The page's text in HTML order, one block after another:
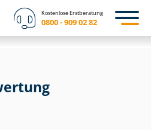
Kostenlose Erstberatung
0800 - 909 02 82